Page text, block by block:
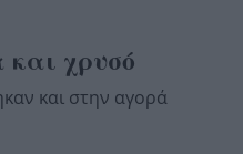
και χρυσό
και στην αγορά